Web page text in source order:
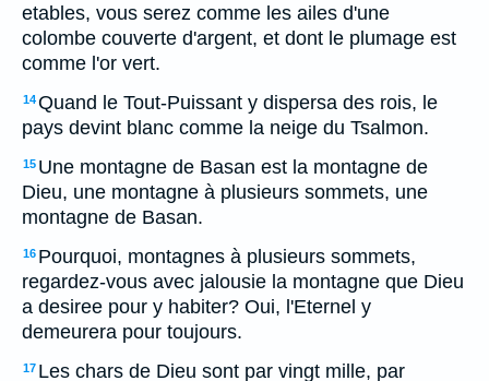
etables, vous serez comme les ailes d'une
colombe couverte d'argent, et dont le plumage est
comme l'or vert.
14Quand le Tout-Puissant y dispersa des rois, le
pays devint blanc comme la neige du Tsalmon.
15 Une montagne de Basan est la montagne de
Dieu, une montagne à plusieurs sommets, une
montagne de Basan.
16 Pourquoi, montagnes à plusieurs sommets,
regardez-vous avec jalousie la montagne que Dieu
a desiree pour y habiter? Oui, l'Eternel y
demeurera pour toujours.
17 Les chars de Dieu sont par vingt mille, par